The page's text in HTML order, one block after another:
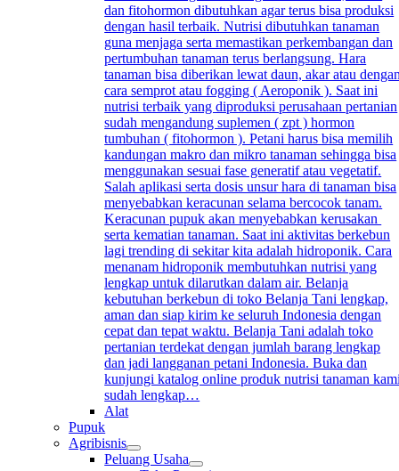
dan fitohormon dibutuhkan agar terus bisa produksi
dengan hasil terbaik. Nutrisi dibutuhkan tanaman
guna menjaga serta memastikan perkembangan dan
pertumbuhan tanaman terus berlangsung. Hara
tanaman bisa diberikan lewat daun, akar atau
cara semprot atau fogging ( Aeroponik ). Saat ini
nutrisi terbaik yang diproduksi perusahaan pertanian
sudah mengandung suplemen ( zpt ) hormon
tumbuhan ( fitohormon ). Petani harus bisa memilih
kandungan makro dan mikro tanaman sehingga bisa
menggunakan sesuai fase generatif atau vegetatif.
Salah aplikasi serta dosis unsur hara di tanaman bisa
menyebabkan keracunan selama bercocok tanam.
Keracunan pupuk akan menyebabkan kerusakan
serta kematian tanaman. Saat ini aktivitas berkebun
lagi trending di sekitar kita adalah hidroponik. Cara
menanam hidroponik membutuhkan nutrisi yang
lengkap untuk dilarutkan dalam air. Belanja
kebutuhan berkebun di toko Belanja Tani lengkap,
aman dan siap kirim ke seluruh Indonesia dengan
cepat dan tepat waktu. Belanja Tani adalah toko
pertanian terdekat dengan jumlah barang lengkap
dan jadi langganan petani Indonesia. Buka dan
kunjungi katalog online produk nutrisi tanaman
sudah lengkap…
Alat
Pupuk
Agribisnis
Peluang Usaha